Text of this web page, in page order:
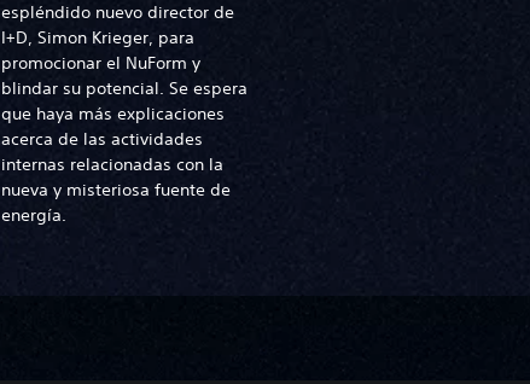
espléndido nuevo director de
I+D, Simon Krieger, para
promocionar el NuForm y
blindar su potencial. Se espera
que haya más explicaciones
acerca de las actividades
internas relacionadas con la
nueva y misteriosa fuente de
energía.